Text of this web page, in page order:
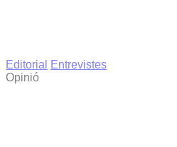
Editorial
Entrevistes
Opinió